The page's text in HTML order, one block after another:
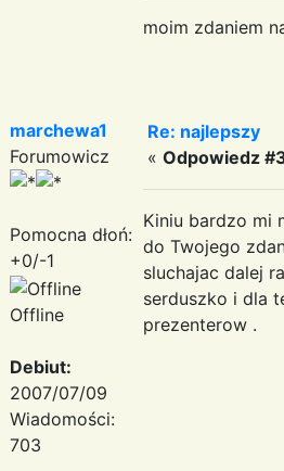
moim zdaniem
marchewa1
Forumowicz
Pomocna dłoń:
+0/-1
Offline
Debiut:
2007/07/09
Wiadomości:
703
Re: najlepszy
« Odpowiedz
Kiniu bardzo mi
do Twojego
sluchajac dalej
serduszko i dla
prezenterow .